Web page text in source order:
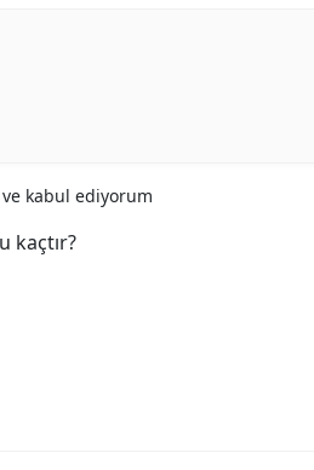
kabul ediyorum
kaçtır?